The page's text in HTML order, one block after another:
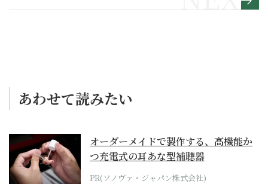
あわせて読みたい
オーダーメイドで製作する、高機能か
つ充電式の耳あな型補聴器
PR(ソノヴァ・ジャパン株式会社)